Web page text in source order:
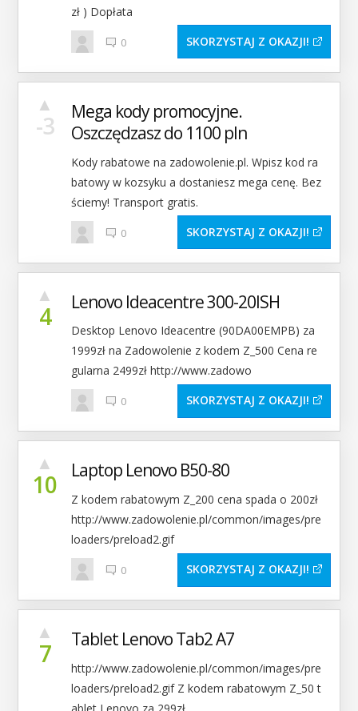
zł ) Dopłata
0 SKORZYSTAJ Z OKAZJI
-3
▲
Mega kody promocyjne.
Oszczędzasz do 1100 pln
Kody rabatowe na zadowolenie.pl. Wpisz kod ra
batowy w kozsyku a dostaniesz mega cenę. Bez
ściemy! Transport gratis.
0 SKORZYSTAJ Z OKAZJI
4
▲ Lenovo Ideacentre 300-20ISH
Desktop Lenovo Ideacentre (90DA00EMPB)‌ za
1999zł na Zadowolenie z kodem Z_500 Cena re
gularna 2499zł http://www.zadowo
0 SKORZYSTAJ Z OKAZJI
10
▲ Laptop Lenovo B50-80
Z kodem rabatowym Z_200 cena spada o 200zł
http://www.zadowolenie.pl/common/images/pre
loaders/preload2.gif
0 SKORZYSTAJ Z OKAZJI
7
▲ Tablet Lenovo Tab2 A7
http://www.zadowolenie.pl/common/images/pre
loaders/preload2.gif Z kodem rabatowym Z_50 t